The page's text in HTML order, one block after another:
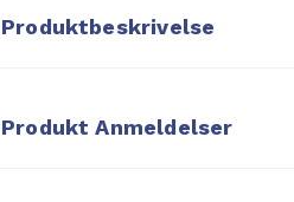
Produktbeskrivelse
Produkt Anmeldelser